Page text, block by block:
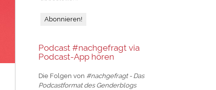
Podcast #nachgefragt via
Podcast-App hören
Die Folgen von #nachgefragt - Das
Podcastformat des Genderblogs